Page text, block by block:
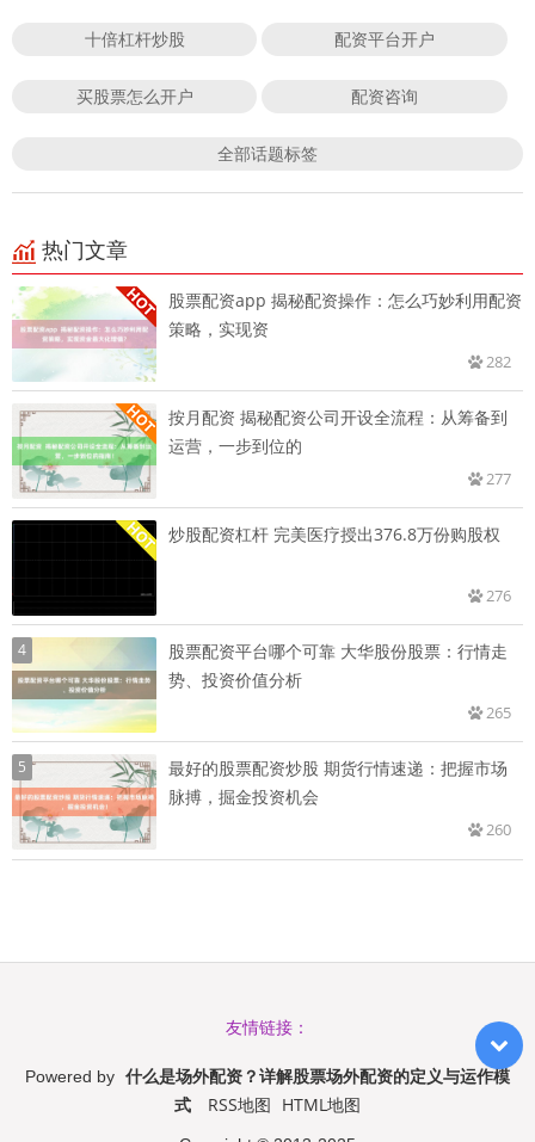
十倍杠杆炒股 配资平台开户
买股票怎么开户 配资咨询
全部话题标签
热门文章
股票配资app 揭秘配资操作：怎么巧妙利用配资
策略，实现资
282
按月配资 揭秘配资公司开设全流程：从筹备到
运营，一步到位的
277
炒股配资杠杆 完美医疗授出376.8万份购股权
276
4
股票配资平台哪个可靠 大华股份股票：行情走
势、投资价值分析
265
5
最好的股票配资炒股 期货行情速递：把握市场
脉搏，掘金投资机会
260
友情链接：
Powered by 什么是场外配资？详解股票场外配资的定义与运作模
式
RSS地图 HTML地图